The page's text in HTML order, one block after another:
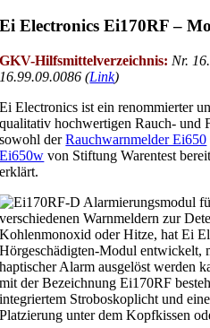
Ei Electronics Ei170RF –
GKV-Hilfsmittelverzeichnis: Nr.
16.99.09.0086 (Link)
Ei Electronics ist ein renommierter
qualitativ hochwertigen Rauch- und
sowohl derRauchwarnmelder Ei650
Ei650w von Stiftung Warentest
erklärt.
verschiedenen Warnmeldern zur
Kohlenmonoxid oder Hitze, hat Ei
Hörgeschädigten-Modul entwickelt,
haptischer Alarm ausgelöst werden
mit der Bezeichnung Ei170RF
integriertem Stroboskoplicht und
Platzierung unter dem Kopfkissen